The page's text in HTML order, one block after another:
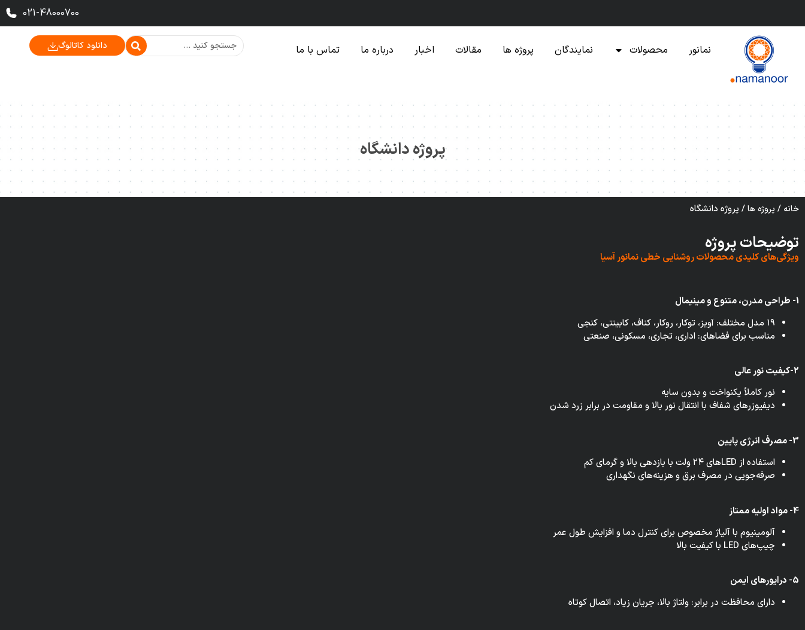
021-48000700
نمانور محصولات نمایندگان پروژه ها مقالات اخبار درباره ما تماس با ما دانلود کاتالوگ
پروژه دانشگاه
خانه / پروژه ها/ پروژه دانشگاه
توضیحات پروژه
ویژگی‌های کلیدی محصولات روشنایی خطی نمانور آسیا
1- طراحی مدرن، متنوع و مینیمال
۱۹ مدل مختلف: آویز، توکار، روکار، کناف، کابینتی، کنجی
مناسب برای فضاهای: اداری، تجاری، مسکونی، صنعتی
2-کیفیت نور عالی
نور کاملاً یکنواخت و بدون سایه
دیفیوزرهای شفاف با انتقال نور بالا و مقاومت در برابر زرد شدن
3- مصرف انرژی پایین
استفاده از LEDهای ۲۴ ولت با بازدهی بالا و گرمای کم
صرفه‌جویی در مصرف برق و هزینه‌های نگهداری
4- مواد اولیه ممتاز
آلومینیوم با آلیاژ مخصوص برای کنترل دما و افزایش طول عمر
چیپ‌های LED با کیفیت بالا
5- درایورهای ایمن
دارای محافظت در برابر: ولتاژ بالا، جریان زیاد، اتصال کوتاه